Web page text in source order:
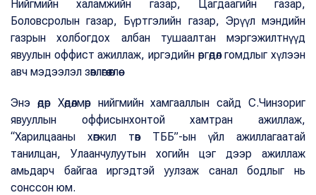
Нийгмийн халамжийн газар, Цагдаагийн газар,
Боловсролын газар, Бүртгэлийн газар, Эрүүл мэндийн
газрын холбогдох албан тушаалтан мэргэжилтнүүд
явуулын оффист ажиллаж, иргэдийн өргөдөл гомдлыг хүлээн
авч мэдээлэл зөвлөгөө өглөө.
Энэ өдөр Хөдөлмөр нийгмийн хамгааллын сайд С.Чинзориг
явууллын оффисынхонтой хамтран ажиллаж,
“Харилцааны хөгжил төв ТББ”-ын үйл ажиллагаатай
танилцан, Улаанчулуутын хогийн цэг дээр ажиллаж
амьдарч байгаа иргэдтэй уулзаж санал бодлыг нь
сонссон юм.